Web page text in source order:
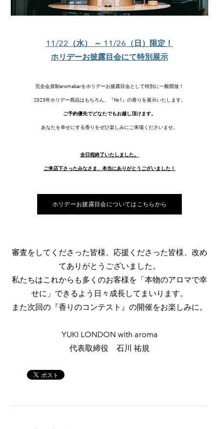
11/22（水） ～ 11/26（日）限定！
ホリデーお披露目会にて特別展示
完全会員制aromabarをホリデーお披露目会として特別に一般開放！
2023年ホリデー商品はもちろん、『№1』の香りを展示いたします。
ご予約優先でどなたでもお越し頂けます。
あなたを幸せにする香りをぜひ楽しみにご来場くださいませ。
全日程終了いたしました。
ご来店下さったみなさま、本当にありがとうございました！
ホリデーお披露目会についてはこちらから
審査をしてくださった皆様、応援くださった皆様、改め
てありがとうございました。
私たちはこれからも多くのお客様を「本物のアロマで幸
せに」できるよう日々成長してまいります。
また次回の『香りのコンテスト』の開催をお楽しみに。
YUKI LONDON with aroma
​代表取締役 石川 祐規